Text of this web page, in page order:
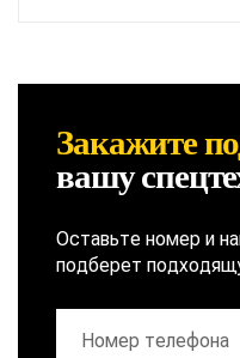
Закажите
вашу
Оставьте номер и
подберет